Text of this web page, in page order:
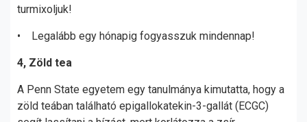
turmixoljuk!
• Legalább egy hónapig fogyasszuk mindennap!
4, Zöld tea
A Penn State egyetem egy tanulmánya kimutatta, hogy a
zöld teában található epigallokatekin-3-gallát (ECGC)